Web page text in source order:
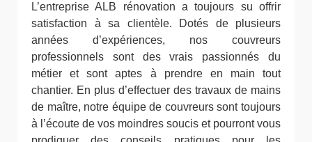
L’entreprise ALB rénovation a toujours su offrir
satisfaction à sa clientèle. Dotés de plusieurs
années d’expériences, nos couvreurs
professionnels sont des vrais passionnés du
métier et sont aptes à prendre en main tout
chantier. En plus d’effectuer des travaux de mains
de maître, notre équipe de couvreurs sont toujours
à l’écoute de vos moindres soucis et pourront vous